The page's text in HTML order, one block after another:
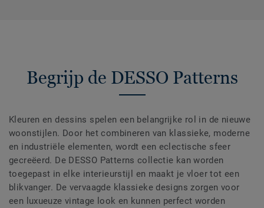
Begrijp de DESSO Patterns
Kleuren en dessins spelen een belangrijke rol in de nieuwe
woonstijlen. Door het combineren van klassieke, moderne
en industriële elementen, wordt een eclectische sfeer
gecreëerd. De DESSO Patterns collectie kan worden
toegepast in elke interieurstijl en maakt je vloer tot een
blikvanger. De vervaagde klassieke designs zorgen voor
een luxueuze vintage look en kunnen perfect worden